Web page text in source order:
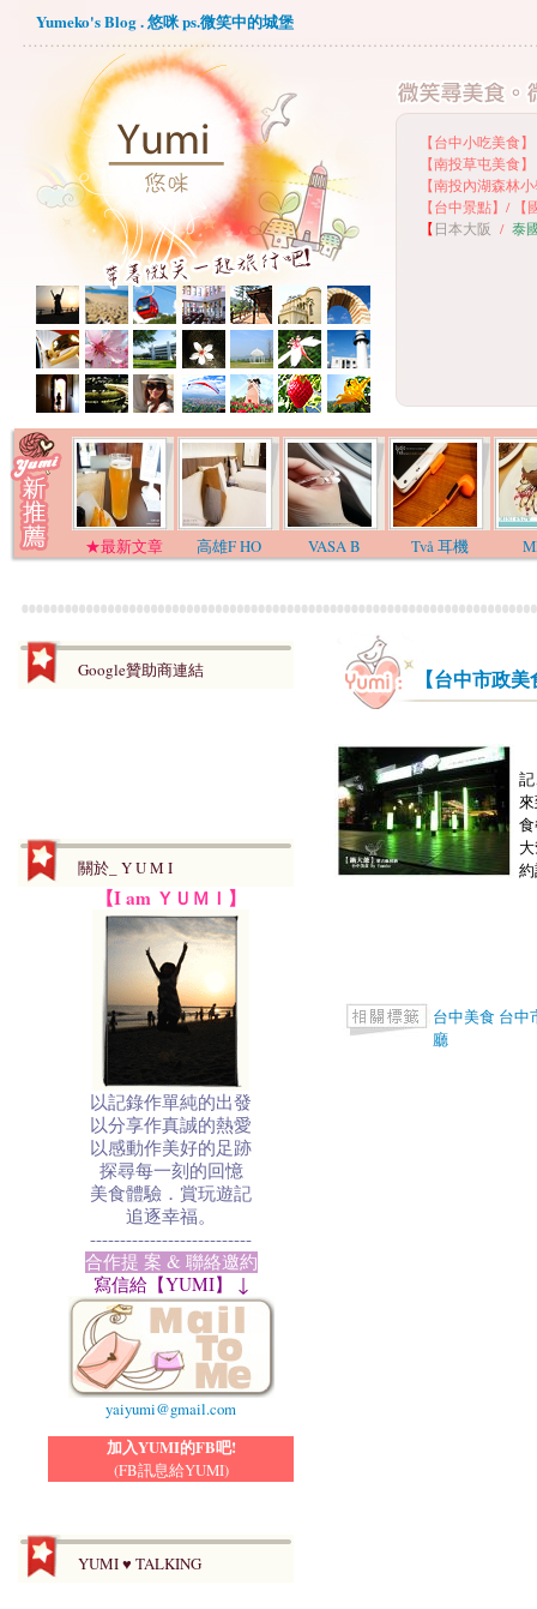
Yumeko's Blog . 悠咪 ps.微笑中的城堡
【台中小吃美食】
【南投草屯美食】
【南投內湖森林
【台中景點】 /
【日本大阪 / 泰
★最新文章 高雄F HO VASA B Två 耳機
Google贊助商連結
關於_ Y U M I
【I am ＹＵＭＩ】
以記錄作單純的出發
以分享作真誠的熱愛
以感動作美好的足跡
探尋每一刻的回憶
美食體驗．賞玩遊記
追逐幸福。
---------------------------
合作提 案 & 聯絡邀約
寫信給【YUMI】 ↓
yaiyumi@gmail.com
加入YUMI的FB吧!
(FB訊息給YUMI)
YUMI ♥ TALKING
【台中市政
台中美食 台中
廳